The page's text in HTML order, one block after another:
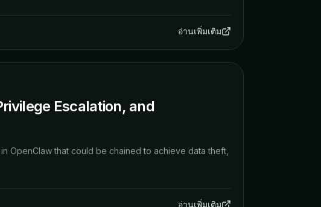
อ่านเพิ่มเติม
Escalation, and
OpenClaw that could be chained to achieve data theft,
อ่านเพิ่มเติม